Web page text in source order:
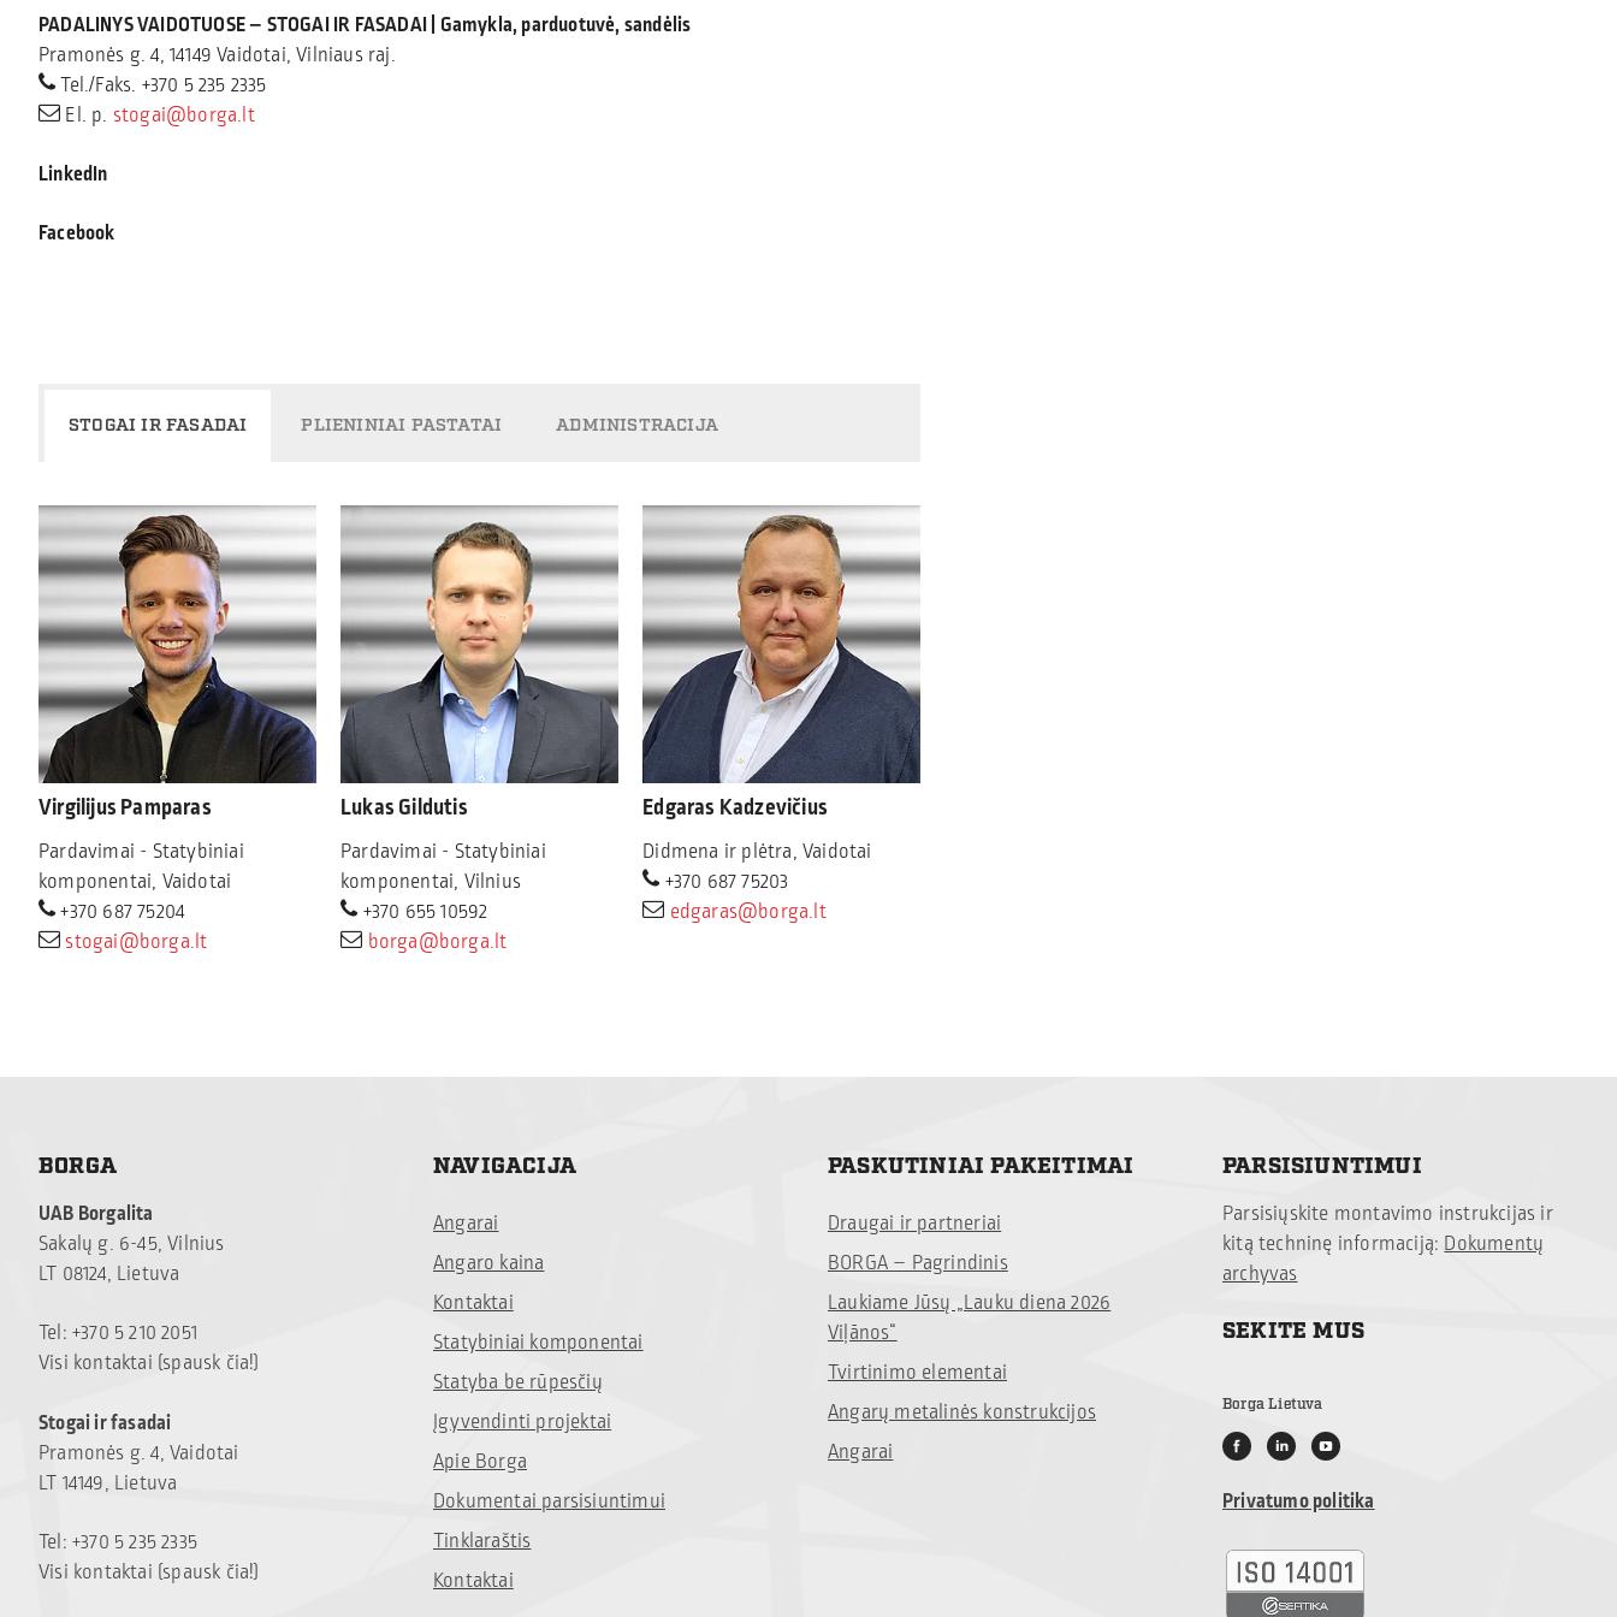
PADALINYS VAIDOTUOSE – STOGAI IR FASADAI | Gamykla, parduotuvė, sandėlis
Pramonės g. 4, 14149 Vaidotai, Vilniaus raj.
Tel./Faks. +370 5 235 2335
El. p. stogai@borga.lt
LinkedIn
Facebook
STOGAI IR FASADAI PLIENINIAI PASTATAI ADMINISTRACIJA
Virgilijus Pamparas
Pardavimai - Statybiniai
komponentai, Vaidotai
+370 687 75204
stogai@borga.lt
Lukas Gildutis
Pardavimai - Statybiniai
komponentai, Vilnius
+370 655 10592
borga@borga.lt
Edgaras Kadzevičius
Didmena ir plėtra, Vaidotai
+370 687 75203
edgaras@borga.lt
BORGA
UAB Borgalita
Sakalų g. 6-45, Vilnius
LT 08124, Lietuva
Tel: +370 5 210 2051
Visi kontaktai (spausk čia!)
Stogai ir fasadai
Pramonės g. 4, Vaidotai
LT 14149, Lietuva
Tel: +370 5 235 2335
Visi kontaktai (spausk čia!)
NAVIGACIJA
Angarai
Angaro kaina
Kontaktai
Statybiniai komponentai
Statyba be rūpesčių
Įgyvendinti projektai
Apie Borga
Dokumentai parsisiuntimui
Tinklaraštis
Kontaktai
PASKUTINIAI PAKEITIMAI
Draugai ir partneriai
BORGA – Pagrindinis
Laukiame Jūsų „Lauku diena 2026
Viļānos“
Tvirtinimo elementai
Angarų metalinės konstrukcijos
Angarai
PARSISIUNTIMUI
Parsisiųskite montavimo instrukcijas ir
kitą techninę informaciją: Dokumentų
archyvas
SEKITE MUS
Borga Lietuva
Privatumo politika